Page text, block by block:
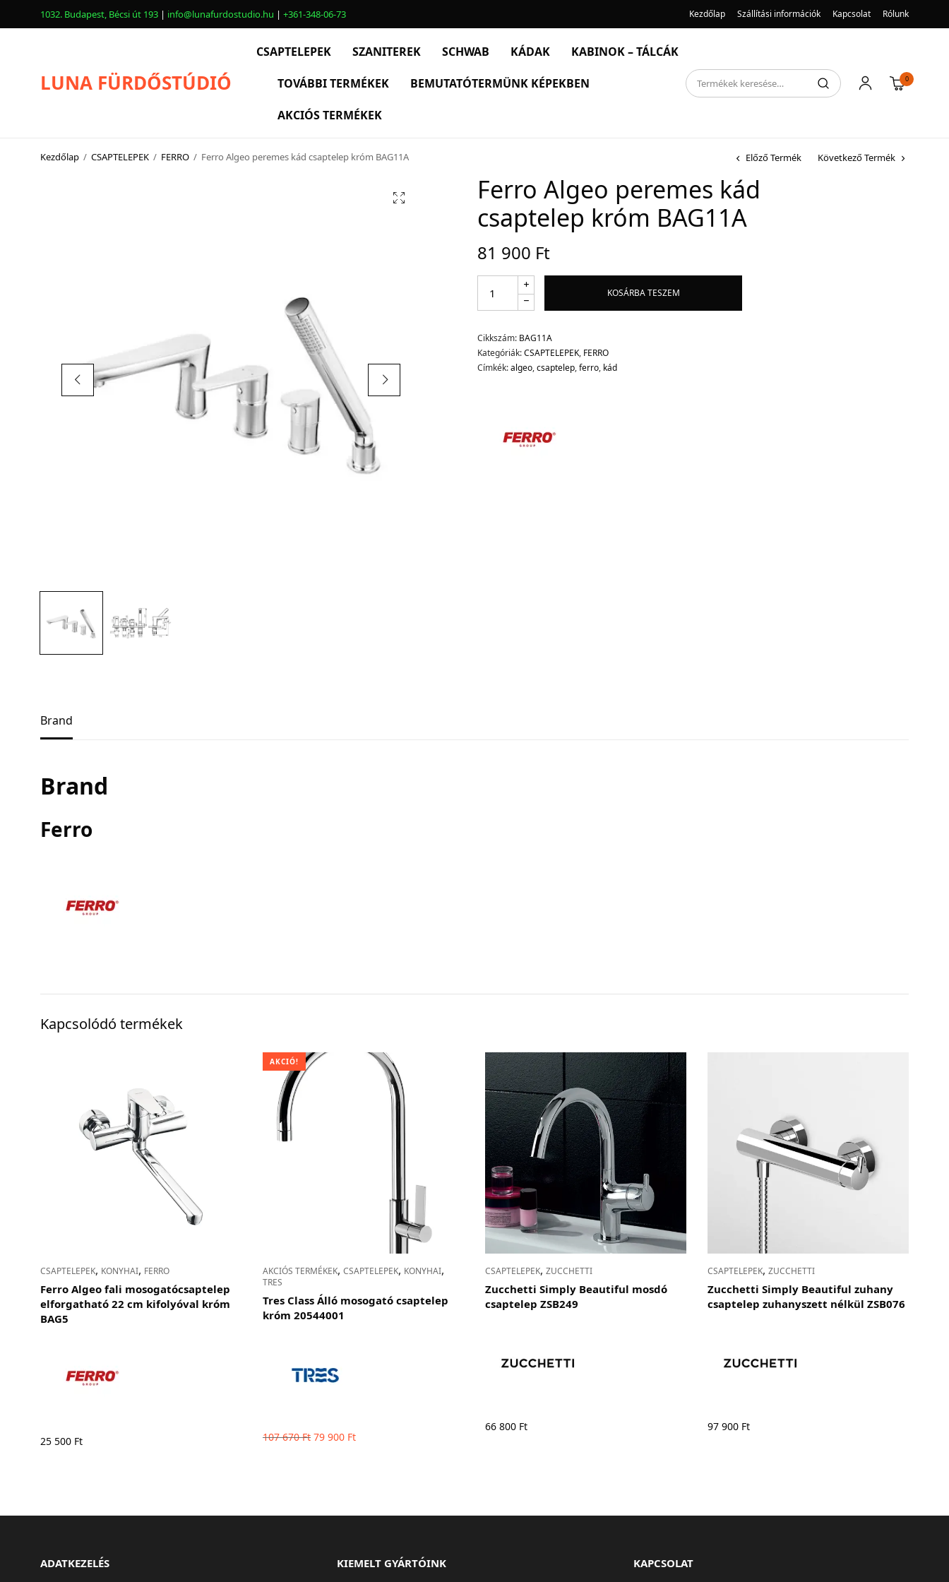
1032. Budapest, Bécsi út 193 | info@lunafurdostudio.hu | +361-348-06-73 Kezdőlap Szállítási információk Kapcsolat Rólunk
LUNA FÜRDŐSTÚDIÓ
CSAPTELEPEK SZANITEREK SCHWAB KÁDAK KABINOK – TÁLCÁK
TOVÁBBI TERMÉKEK BEMUTATÓTERMÜNK KÉPEKBEN
AKCIÓS TERMÉKEK
0
Kezdőlap / CSAPTELEPEK / FERRO / Ferro Algeo peremes kád csaptelep króm BAG11A Előző Termék Következő Termék
Ferro Algeo peremes kád
csaptelep króm BAG11A
81 900 Ft
KOSÁRBA TESZEM
Cikkszám: BAG11A
Kategóriák:CSAPTELEPEK, FERRO
Címkék:algeo,csaptelep,ferro, kád
Brand
Brand
Ferro
Kapcsolódó termékek
CSAPTELEPEK, KONYHAI, FERRO
Ferro Algeo fali mosogatócsaptelep
elforgatható 22 cm kifolyóval króm
BAG5
25 500 Ft
AKCIÓ!
AKCIÓS TERMÉKEK, CSAPTELEPEK, KONYHAI,
TRES
Tres Class Álló mosogató csaptelep
króm 20544001
107 670Ft Original
79 900 FtCurrent
CSAPTELEPEK, ZUCCHETTI
Zucchetti Simply Beautiful mosdó
csaptelep ZSB249
66 800 Ft
CSAPTELEPEK, ZUCCHETTI
Zucchetti Simply Beautiful zuhany
csaptelep zuhanyszett nélkül ZSB076
97 900 Ft
ADATKEZELÉS KIEMELT GYÁRTÓINK KAPCSOLAT
SZANITEREK
Adatvédelem